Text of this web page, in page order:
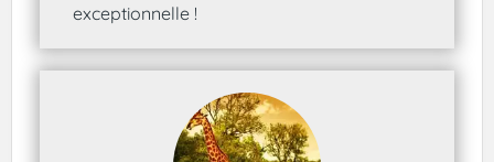
exceptionnelle !